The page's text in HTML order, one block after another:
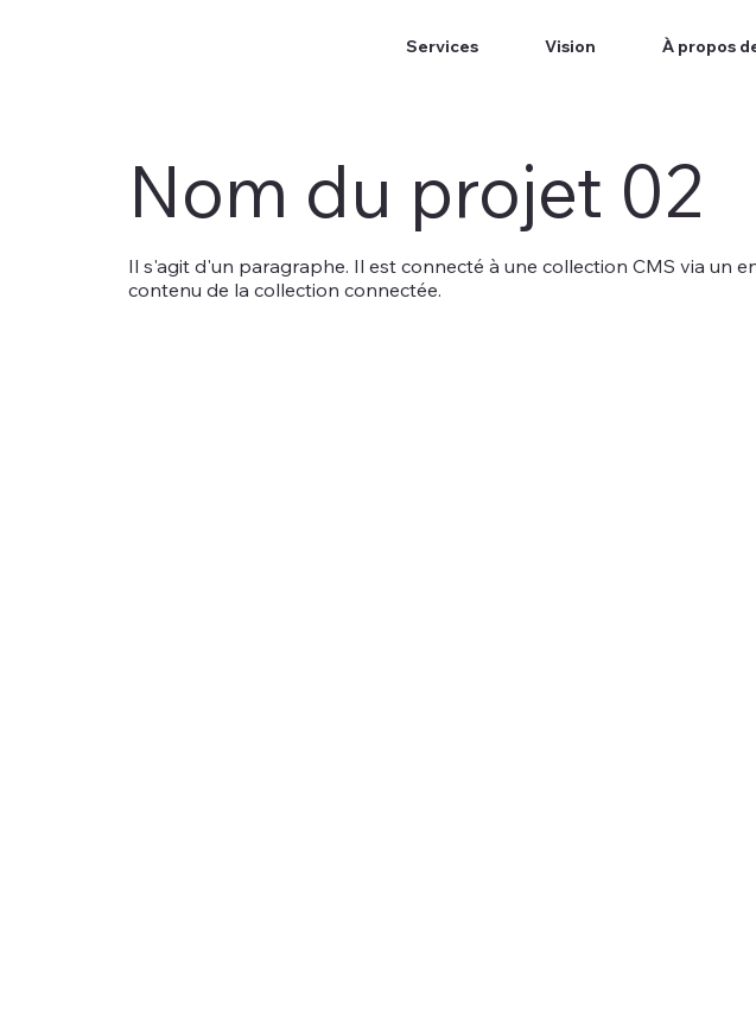
Services Vision À propos
Nom du projet 02
Il s'agit d'un paragraphe. Il est connecté à une collection CMS via un
contenu de la collection connectée.